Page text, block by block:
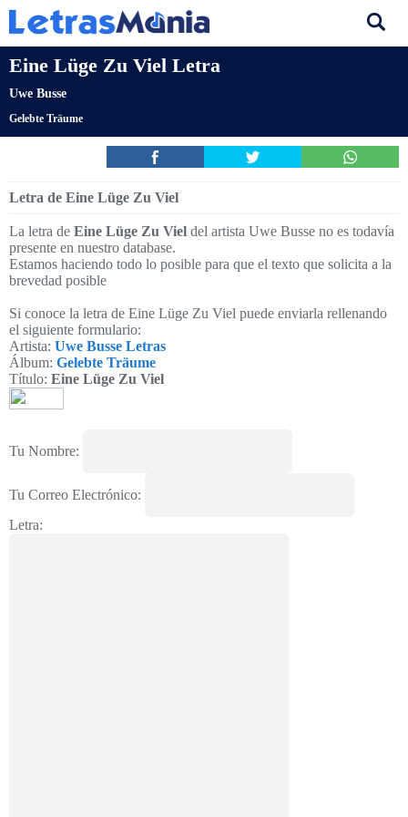
Eine Lüge Zu Viel Letra
Uwe Busse
Gelebte Träume
Letra de Eine Lüge Zu Viel
La letra de Eine Lüge Zu Viel del artista Uwe Busse no es todavía
presente en nuestro database.
Estamos haciendo todo lo posible para que el texto que solicita a la
brevedad posible
Si conoce la letra de Eine Lüge Zu Viel puede enviarla rellenando
el siguiente formulario:
Artista: Uwe Busse Letras
Álbum: Gelebte Träume
Título: Eine Lüge Zu Viel
Tu Nombre:
Tu Correo Electrónico:
Letra: